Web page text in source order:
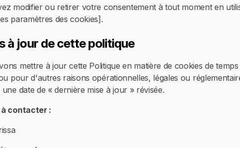
modifier ou retirer votre consentement à tout moment en
paramètres des cookies].
à jour de cette politique
mettre à jour cette Politique en matière de cookies de
pour d'autres raisons opérationnelles, légales ou
une date de « dernière mise à jour » révisée.
à contacter :